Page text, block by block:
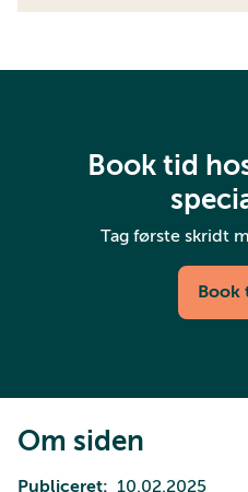
Book tid
Tag første skridt
Book
Om siden
Publiceret 10.02.2025